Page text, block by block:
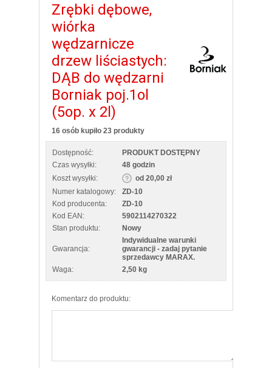
Zrębki dębowe,
wiórka
wędzarnicze
drzew liściastych:
DĄB do wędzarni
Borniak poj.1ol
(5op. x 2l)
16 osób kupiło 23 produkty
Dostępność:
PRODUKT DOSTĘPNY
Czas wysyłki:
48 godzin
Koszt wysyłki:
od 20,00 zł
Numer katalogowy:
ZD-10
Kod producenta:
ZD-10
Kod EAN:
5902114270322
Stan produktu:
Nowy
Gwarancja:
Indywidualne warunki
gwarancji - zadaj pytanie
sprzedawcy MARAX.
Waga:
2,50 kg
Komentarz do produktu: